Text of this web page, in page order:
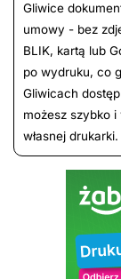
Gliwice
umowy - bez
BLIK, kartą lub
po wydruku, co
Gliwicach
możesz szybko
własnej drukarki.